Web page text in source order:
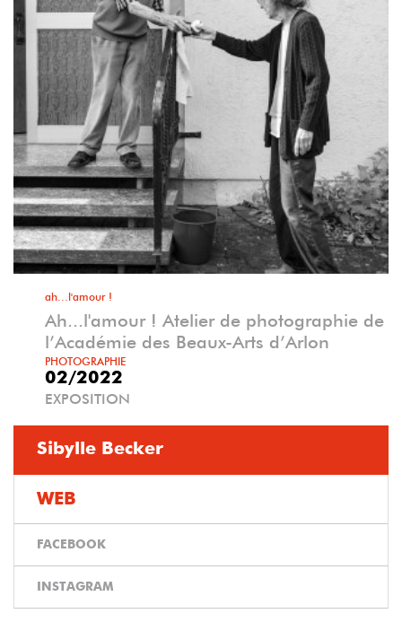
ah...l'amour !
Ah...l'amour ! Atelier de photographie de
l’Académie des Beaux-Arts d’Arlon
PHOTOGRAPHIE
02/2022
EXPOSITION
Sibylle Becker
WEB
FACEBOOK
INSTAGRAM